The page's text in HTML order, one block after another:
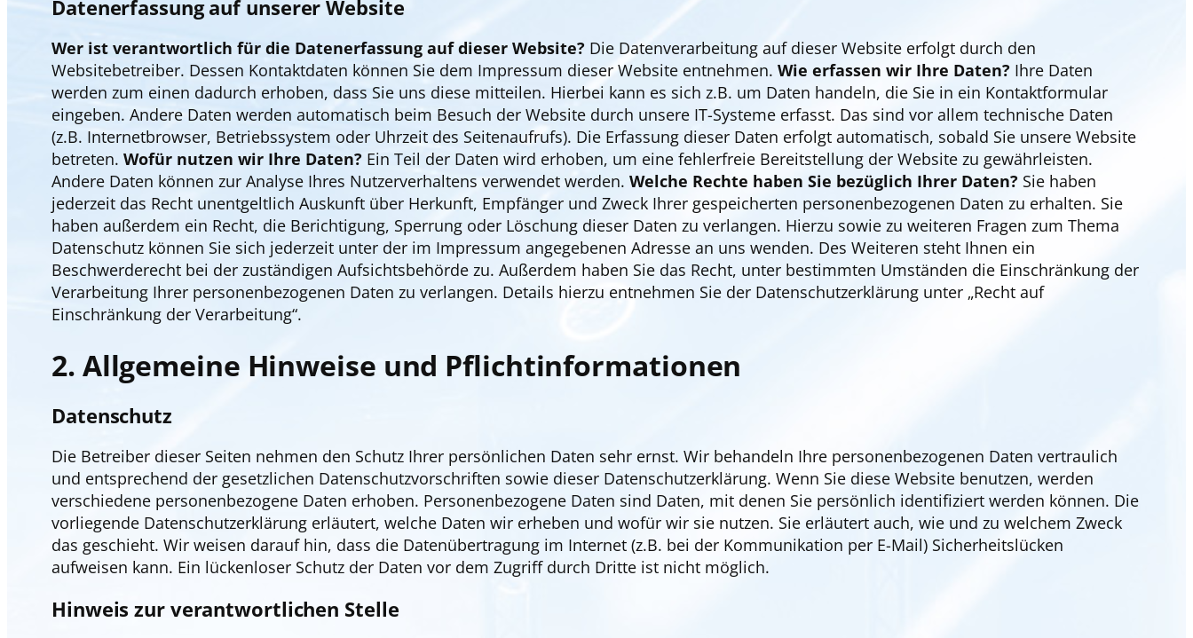
Datenerfassung auf unserer Website
Wer ist verantwortlich für die Datenerfassung auf dieser Website? Die Datenverarbeitung auf dieser Website erfolgt durch den
Websitebetreiber. Dessen Kontaktdaten können Sie dem Impressum dieser Website entnehmen. Wie erfassen wir Ihre Daten? Ihre Daten
werden zum einen dadurch erhoben, dass Sie uns diese mitteilen. Hierbei kann es sich z.B. um Daten handeln, die Sie in ein Kontaktformular
eingeben. Andere Daten werden automatisch beim Besuch der Website durch unsere IT-Systeme erfasst. Das sind vor allem technische Daten
(z.B. Internetbrowser, Betriebssystem oder Uhrzeit des Seitenaufrufs). Die Erfassung dieser Daten erfolgt automatisch, sobald Sie unsere Website
betreten. Wofür nutzen wir Ihre Daten? Ein Teil der Daten wird erhoben, um eine fehlerfreie Bereitstellung der Website zu gewährleisten.
Andere Daten können zur Analyse Ihres Nutzerverhaltens verwendet werden. Welche Rechte haben Sie bezüglich Ihrer Daten? Sie haben
jederzeit das Recht unentgeltlich Auskunft über Herkunft, Empfänger und Zweck Ihrer gespeicherten personenbezogenen Daten zu erhalten. Sie
haben außerdem ein Recht, die Berichtigung, Sperrung oder Löschung dieser Daten zu verlangen. Hierzu sowie zu weiteren Fragen zum Thema
Datenschutz können Sie sich jederzeit unter der im Impressum angegebenen Adresse an uns wenden. Des Weiteren steht Ihnen ein
Beschwerderecht bei der zuständigen Aufsichtsbehörde zu. Außerdem haben Sie das Recht, unter bestimmten Umständen die Einschränkung der
Verarbeitung Ihrer personenbezogenen Daten zu verlangen. Details hierzu entnehmen Sie der Datenschutzerklärung unter „Recht auf
Einschränkung der Verarbeitung“.
2. Allgemeine Hinweise und Pflichtinformationen
Datenschutz
Die Betreiber dieser Seiten nehmen den Schutz Ihrer persönlichen Daten sehr ernst. Wir behandeln Ihre personenbezogenen Daten vertraulich
und entsprechend der gesetzlichen Datenschutzvorschriften sowie dieser Datenschutzerklärung. Wenn Sie diese Website benutzen, werden
verschiedene personenbezogene Daten erhoben. Personenbezogene Daten sind Daten, mit denen Sie persönlich identifiziert werden können. Die
vorliegende Datenschutzerklärung erläutert, welche Daten wir erheben und wofür wir sie nutzen. Sie erläutert auch, wie und zu welchem Zweck
das geschieht. Wir weisen darauf hin, dass die Datenübertragung im Internet (z.B. bei der Kommunikation per E-Mail) Sicherheitslücken
aufweisen kann. Ein lückenloser Schutz der Daten vor dem Zugriff durch Dritte ist nicht möglich.
Hinweis zur verantwortlichen Stelle